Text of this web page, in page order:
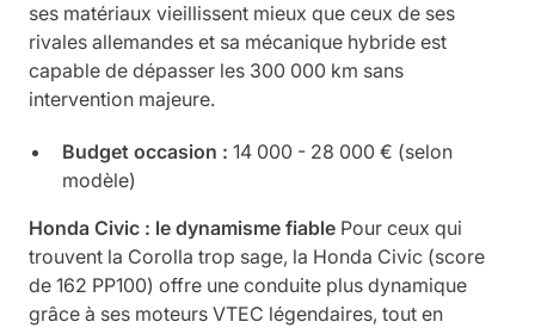
ses matériaux vieillissent mieux que ceux de ses
rivales allemandes et sa mécanique hybride est
capable de dépasser les 300 000 km sans
intervention majeure.
Budget occasion : 14 000 - 28 000 € (selon
modèle)
Honda Civic : le dynamisme fiable Pour ceux qui
trouvent la Corolla trop sage, la Honda Civic (score
de 162 PP100) offre une conduite plus dynamique
grâce à ses moteurs VTEC légendaires, tout en